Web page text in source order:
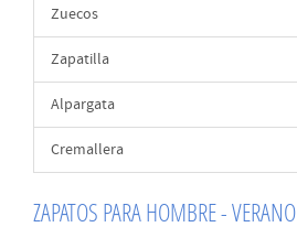
Zuecos
Zapatilla
Alpargata
Cremallera
ZAPATOS PARA HOMBRE - VERANO